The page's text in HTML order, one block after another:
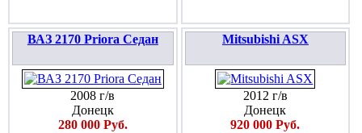
ВАЗ 2170 Priora Седан
2008 г/в
Донецк
280 000 Руб.
Mitsubishi ASX
2012 г/в
Донецк
920 000 Руб.